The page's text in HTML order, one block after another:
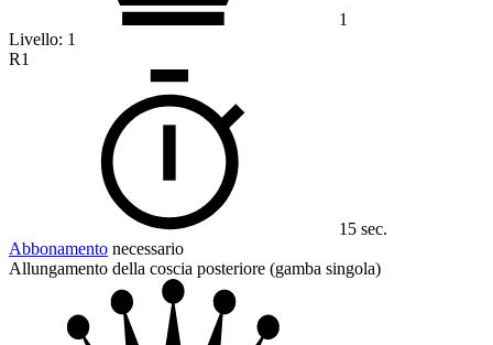
1
Livello: 1
R1
15 sec.
Abbonamento necessario
Allungamento della coscia posteriore (gamba singola)